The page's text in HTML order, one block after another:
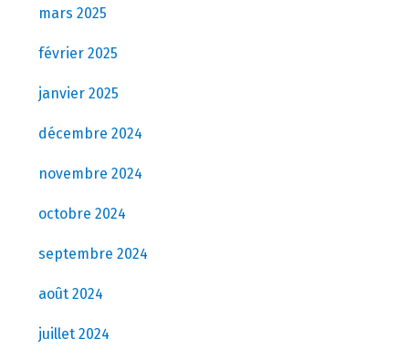
mars 2025
février 2025
janvier 2025
décembre 2024
novembre 2024
octobre 2024
septembre 2024
août 2024
juillet 2024